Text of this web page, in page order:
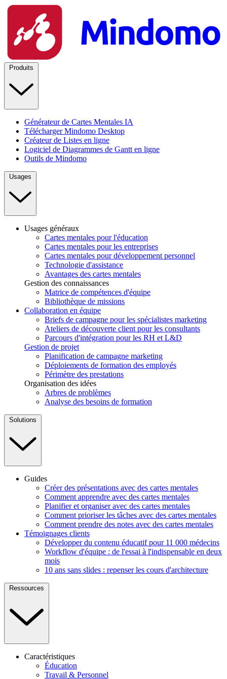
Produits
Générateur de Cartes Mentales IA
Télécharger Mindomo Desktop
Créateur de Listes en ligne
Logiciel de Diagrammes de Gantt en ligne
Outils de Mindomo
Usages
Usages généraux
Cartes mentales pour l'éducation
Cartes mentales pour les entreprises
Cartes mentales pour développement personnel
Technologie d'assistance
Avantages des cartes mentales
Gestion des connaissances
Matrice de compétences d'équipe
Bibliothèque de missions
Collaboration en équipe
Briefs de campagne pour les spécialistes marketing
Ateliers de découverte client pour les consultants
Parcours d'intégration pour les RH et L&D
Gestion de projet
Planification de campagne marketing
Déploiements de formation des employés
Périmètre des prestations
Organisation des idées
Arbres de problèmes
Analyse des besoins de formation
Solutions
Guides
Créer des présentations avec des cartes mentales
Comment apprendre avec des cartes mentales
Planifier et organiser avec des cartes mentales
Comment prioriser les tâches avec des cartes mentales
Comment prendre des notes avec des cartes mentales
Témoignages clients
Développer du contenu éducatif pour 11 000 médecins
Workflow d'équipe : de l'essai à l'indispensable en deux
mois
10 ans sans slides : repenser les cours d'architecture
Ressources
Caractéristiques
Éducation
Travail & Personnel